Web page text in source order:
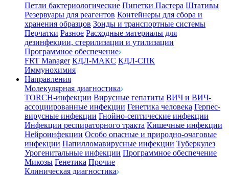
Петли бактериологические Пипетки Пастера Штативы
Резервуары для реагентов Контейнеры для сбора и
хранения образцов Зонды и транспортные системы
Перчатки Разное Расходные материалы для
дезинфекции, стерилизации и утилизации
Программное обеспечение
FRT Manager КДЛ-МАКС КДЛ-СПК
Иммунохимия
Направления
Молекулярная диагностика
TORCH-инфекции Вирусные гепатиты ВИЧ и ВИЧ-
ассоциированные инфекции Генетика человека Герпес-
вирусные инфекции Гнойно-септические инфекции
Инфекции респираторного тракта Кишечные инфекции
Нейроинфекции Особо опасные и природно-очаговые
инфекции Папилломавирусные инфекции Туберкулез
Урогенитальные инфекции Программное обеспечение
Микозы Генетика Прочие
Клиническая диагностика